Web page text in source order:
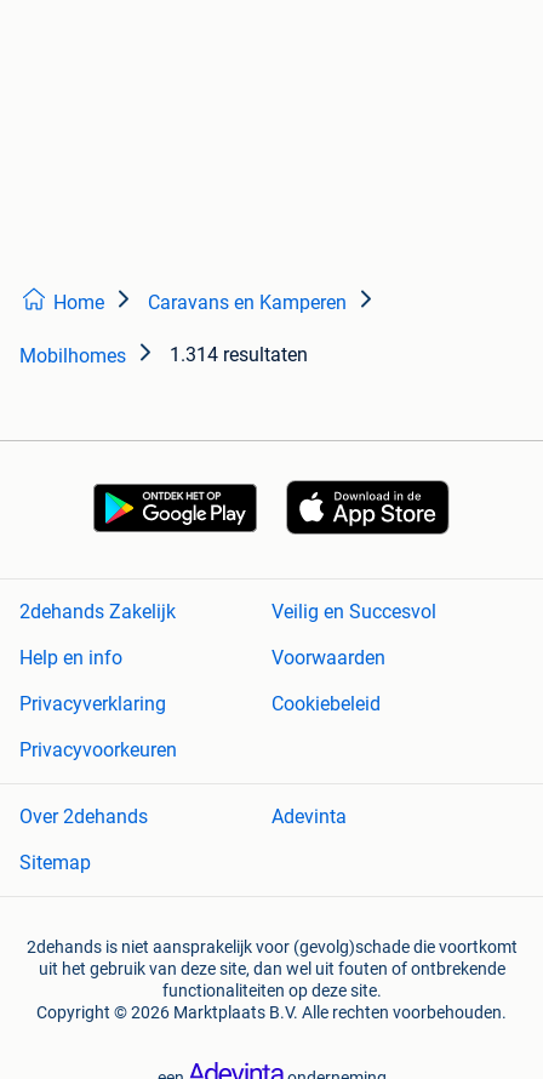
Home Caravans en Kamperen
Mobilhomes 1.314 resultaten
2dehands Zakelijk
Veilig en Succesvol
Help en info
Voorwaarden
Privacyverklaring
Cookiebeleid
Privacyvoorkeuren
Over 2dehands
Adevinta
Sitemap
2dehands is niet aansprakelijk voor (gevolg)schade die voortkomt
uit het gebruik van deze site, dan wel uit fouten of ontbrekende
functionaliteiten op deze site.
Copyright © 2026 Marktplaats B.V. Alle rechten voorbehouden.